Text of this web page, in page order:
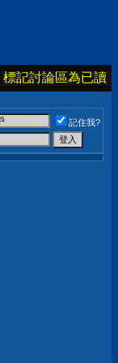
標記討論區為已讀
記住我?